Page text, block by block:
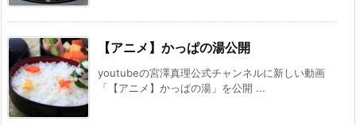
【アニメ】かっぱの湯公開
youtubeの宮澤真理公式チャンネルに新しい動画
「【アニメ】かっぱの湯」を公開 ...